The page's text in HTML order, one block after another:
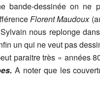
bande-dessinée on
Florent Maudoux
nous replonge
un qui ne veut pas
paraitre très « années
A noter que les